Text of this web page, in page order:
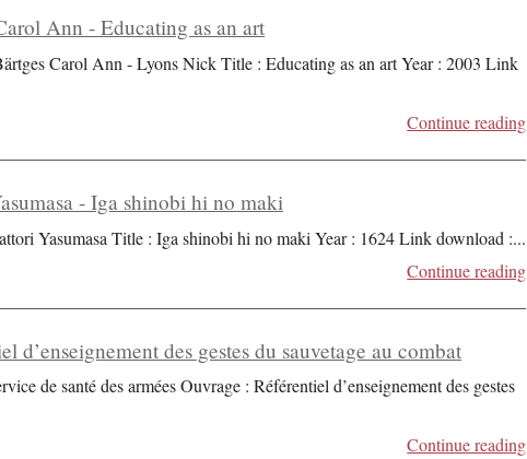
Ann - Educating as an art
Carol Ann - Lyons Nick Title : Educating as an art Year : 2003 Link
Continue reading
- Iga shinobi hi no maki
Yasumasa Title : Iga shinobi hi no maki Year : 1624 Link download :...
Continue reading
d’enseignement des gestes du sauvetage au combat
de santé des armées Ouvrage : Référentiel d’enseignement des gestes
Continue reading